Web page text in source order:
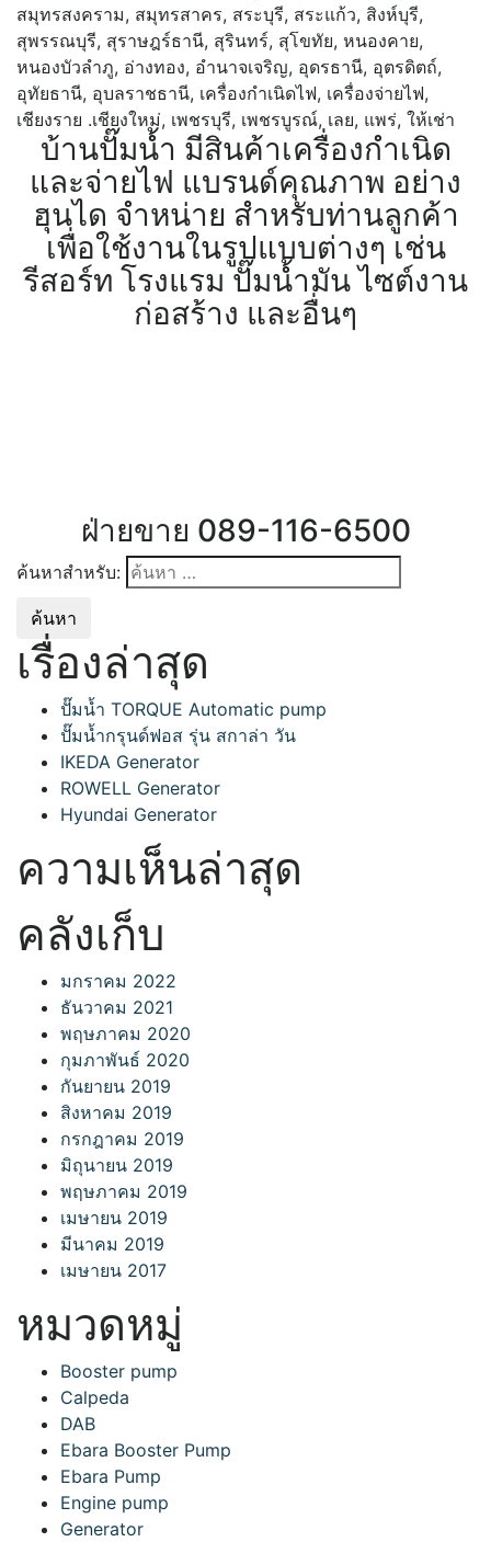
สมุทรสงคราม, สมุทรสาคร, สระบุรี, สระแก้ว, สิงห์บุรี,
สุพรรณบุรี, สุราษฎร์ธานี, สุรินทร์, สุโขทัย, หนองคาย,
หนองบัวลำภู, อ่างทอง, อำนาจเจริญ, อุดรธานี, อุตรดิตถ์,
อุทัยธานี, อุบลราชธานี, เครื่องกำเนิดไฟ, เครื่องจ่ายไฟ,
เชียงราย .เชียงใหม่, เพชรบุรี, เพชรบูรณ์, เลย, แพร่, ให้เช่า
บ้านปั๊มน้ำ มีสินค้าเครื่องกำเนิด
และจ่ายไฟ แบรนด์คุณภาพ อย่าง
ฮุนได จำหน่าย สำหรับท่านลูกค้า
เพื่อใช้งานในรูปแบบต่างๆ เช่น
รีสอร์ท โรงแรม ปั๊มน้ำมัน ไซต์งาน
ก่อสร้าง และอื่นๆ
ฝ่ายขาย 089-116-6500
ค้นหาสำหรับ:
เรื่องล่าสุด
ปั๊มน้ำ TORQUE Automatic pump
ปั๊มน้ำกรุนด์ฟอส รุ่น สกาล่า วัน
IKEDA Generator
ROWELL Generator
Hyundai Generator
ความเห็นล่าสุด
คลังเก็บ
มกราคม 2022
ธันวาคม 2021
พฤษภาคม 2020
กุมภาพันธ์ 2020
กันยายน 2019
สิงหาคม 2019
กรกฎาคม 2019
มิถุนายน 2019
พฤษภาคม 2019
เมษายน 2019
มีนาคม 2019
เมษายน 2017
หมวดหมู่
Booster pump
Calpeda
DAB
Ebara Booster Pump
Ebara Pump
Engine pump
Generator